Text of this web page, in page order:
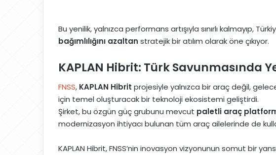
Bu yenilik, yalnızca performans artışıyla sınırlı kalmayıp,
bağımlılığını azaltan stratejik bir atılım olarak öne çıkıyor.
KAPLAN Hibrit: Türk Savunmasında
FNSS, KAPLAN Hibrit projesiyle yalnızca bir araç değil,
için temel oluşturacak bir teknoloji ekosistemi geliştirdi.
Şirket, bu özgün güç grubunu mevcut paletli araç
modernizasyon ihtiyacı bulunan tüm araç ailelerinde de
KAPLAN Hibrit, FNSS’nin inovasyon vizyonunun somut bir